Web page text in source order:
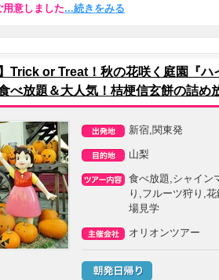
用意しました...続きをみる
Trick or Treat！秋の花咲く庭園『
べ放題＆大人気！桔梗信玄餅の詰め
新宿,関東発
山梨
食べ放題,シャイン
り,フルーツ狩り,
場見学
オリオンツアー